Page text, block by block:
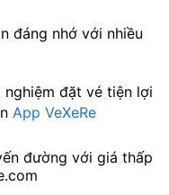
đáng nhớ với nhiều
đặt vé tiện lợi
App VeXeRe
đường với giá thấp